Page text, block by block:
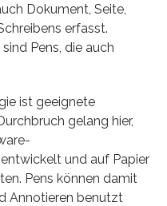
Dokument, Seite,
erfasst.
Pens, die auch
ist geeignete
gelang hier,
und auf Papier
Pens können damit
Annotieren benutzt